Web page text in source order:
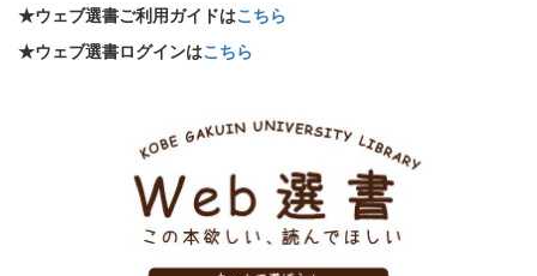
★ウェブ選書ご利用ガイドはこちら
★ウェブ選書ログインはこちら